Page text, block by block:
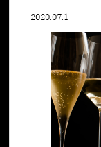
2020.07.1